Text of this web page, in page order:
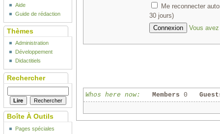
Me reconnecter
30 jours)
Vous
Whos here now: Members 0
Aide
Guide de rédaction
Thèmes
Administration
Développement
Didactitiels
Rechercher
Boîte À Outils
Pages spéciales